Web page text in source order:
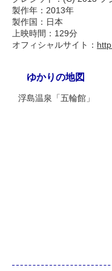
製作年：2013年
製作国：日本
上映時間：129分
オフィシャルサイト：
ゆかりの地図
浮島温泉「五輪館」